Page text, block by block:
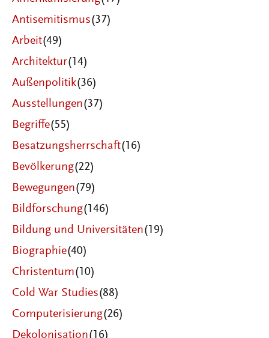
Antisemitismus(37)
Arbeit(49)
Architektur(14)
Außenpolitik(36)
Ausstellungen(37)
Begriffe(55)
Besatzungsherrschaft(16)
Bevölkerung(22)
Bewegungen(79)
Bildforschung(146)
Bildung und Universitäten(19)
Biographie(40)
Christentum(10)
Cold War Studies(88)
Computerisierung(26)
Dekolonisation(16)